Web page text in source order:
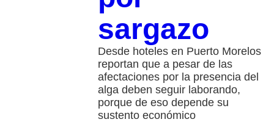
sargazo
Desde hoteles en Puerto Morelos
reportan que a pesar de las
afectaciones por la presencia del
alga deben seguir laborando,
porque de eso depende su
sustento económico